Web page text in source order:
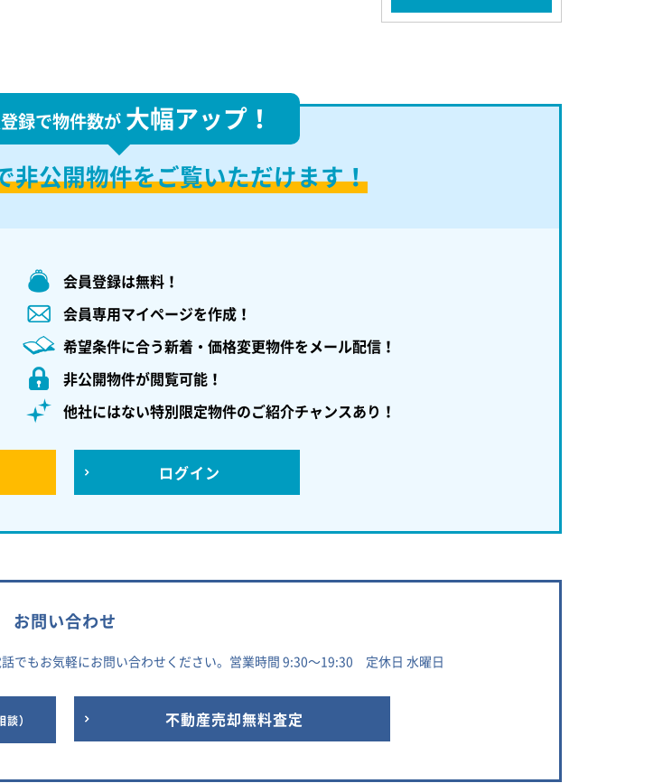
録で物件数が 大幅アップ！
非公開物件をご覧いただけます！
会員登録は無料！
会員専用マイページを作成！
希望条件に合う新着・価格変更物件をメール配信！
非公開物件が閲覧可能！
他社にはない特別限定物件のご紹介チャンスあり！
ログイン
お問い合わせ
でもお気軽にお問い合わせください。 営業時間 9:30～19:30 定休日 水曜日
） 不動産売却無料査定